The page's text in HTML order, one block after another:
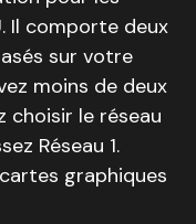
Il comporte deux
sur votre
moins de deux
choisir le réseau
Réseau 1.
graphiques